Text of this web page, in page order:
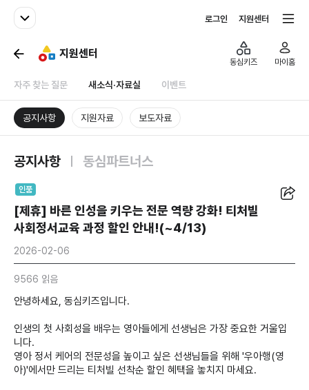
패밀리사이트
로그인 지원센터
지원센터
자주 찾는 질문 새소식·자료실 이벤트
동심키즈 마이홈
공지사항 지원자료 보도자료
공지사항 동심파트너스
인품
[제휴] 바른 인성을 키우는 전문 역량 강화! 티처빌
사회정서교육 과정 할인 안내!(~4/13)
2026-02-06
9566 읽음
안녕하세요, 동심키즈입니다.
인생의 첫 사회성을 배우는 영아들에게 선생님은 가장 중요한 거울입
니다.
영아 정서 케어의 전문성을 높이고 싶은 선생님들을 위해 '우아행(영
아)'에서만 드리는 티처빌 선착순 할인 혜택을 놓치지 마세요.